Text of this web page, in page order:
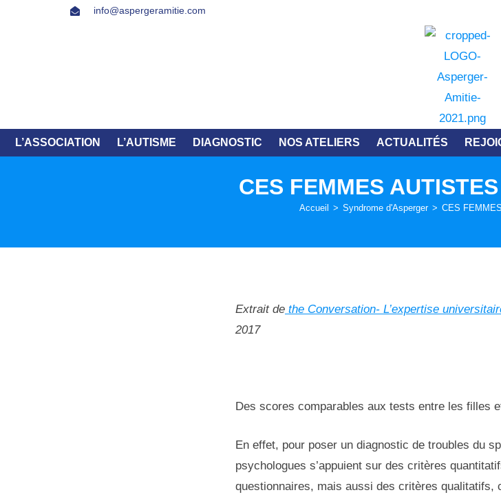
info@aspergeramitie.com
L’ASSOCIATION L’AUTISME DIAGNOSTIC NOS ATELIERS ACTUALITÉS
CES FEMMES
Accueil > Syndrome d'Asperger > CES
Extrait de the Conversation- L’expertise
2017
Des scores comparables aux tests entre les filles
En effet, pour poser un diagnostic de troubles du
psychologues s’appuient sur des critères
questionnaires, mais aussi des critères qualitatifs,